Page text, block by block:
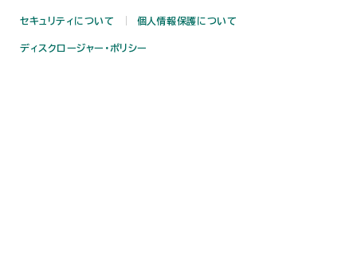
セキュリティについて 個人情報保護について
ディスクロージャー・ポリシー